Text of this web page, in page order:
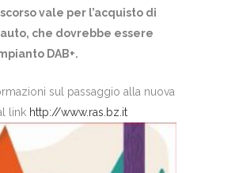
vale per l’acquisto di
che dovrebbe essere
DAB+.
sul passaggio alla nuova
link http://www.ras.bz.it